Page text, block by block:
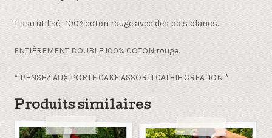
Tissu utilisé : 100%coton rouge avec des pois blancs.
ENTIÈREMENT DOUBLE 100% COTON rouge.
* PENSEZ AUX PORTE CAKE ASSORTI CATHIE CREATION *
Produits similaires